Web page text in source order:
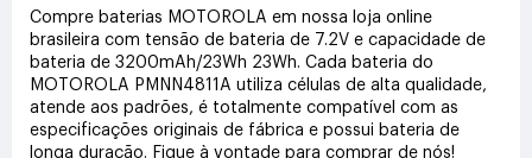
Compre baterias MOTOROLA em nossa loja online
brasileira com tensão de bateria de 7.2V e capacidade de
bateria de 3200mAh/23Wh 23Wh. Cada bateria do
MOTOROLA PMNN4811A utiliza células de alta qualidade,
atende aos padrões, é totalmente compatível com as
especificações originais de fábrica e possui bateria de
longa duração. Fique à vontade para comprar de nós!